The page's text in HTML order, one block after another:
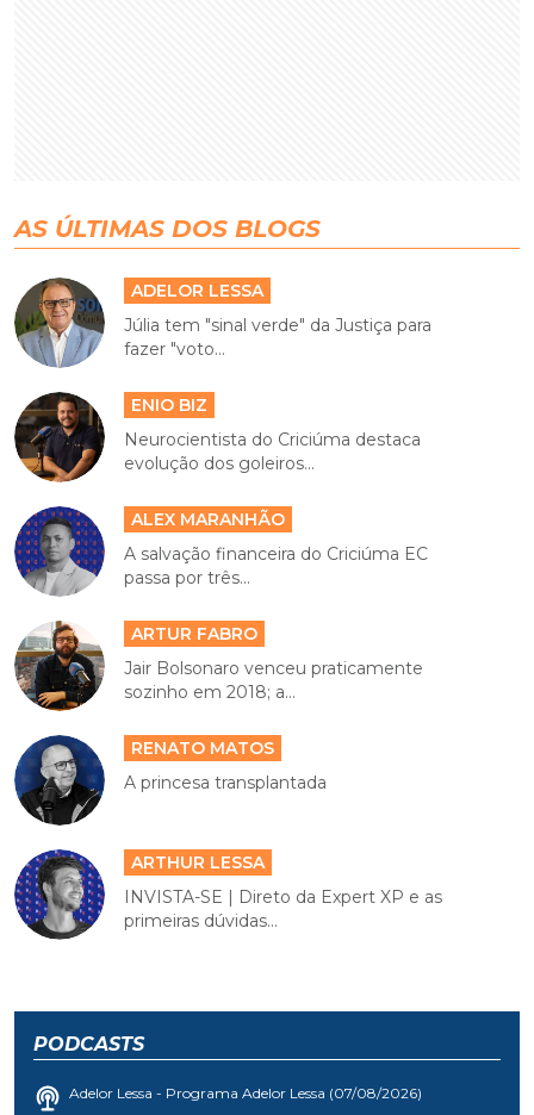
AS ÚLTIMAS DOS BLOGS
ADELOR LESSA
Júlia tem "sinal verde" da Justiça para
fazer "voto...
ENIO BIZ
Neurocientista do Criciúma destaca
evolução dos goleiros...
ALEX MARANHÃO
A salvação financeira do Criciúma EC
passa por três...
ARTUR FABRO
Jair Bolsonaro venceu praticamente
sozinho em 2018; a...
RENATO MATOS
A princesa transplantada
ARTHUR LESSA
INVISTA-SE | Direto da Expert XP e as
primeiras dúvidas...
PODCASTS
Adelor Lessa - Programa Adelor Lessa (07/08/2026)